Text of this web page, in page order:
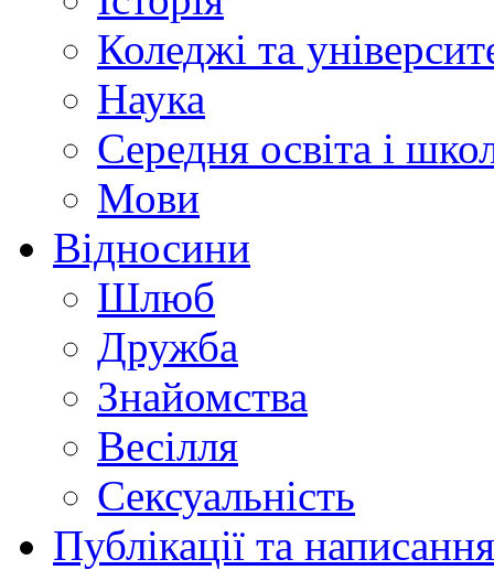
Коледжі та
Наука
Середня освіта і
Мови
Відносини
Шлюб
Дружба
Знайомства
Весілля
Сексуальність
Публікації та